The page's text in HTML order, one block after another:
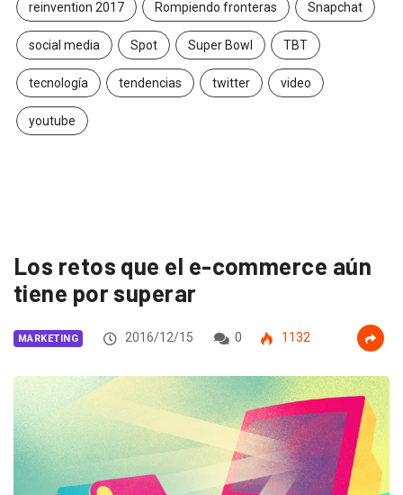
reinvention 2017 Rompiendo fronteras Snapchat
social media Spot Super Bowl TBT
tecnología tendencias twitter video
youtube
Los retos que el e-commerce aún
tiene por superar
MARKETING 2016/12/15 0 1132